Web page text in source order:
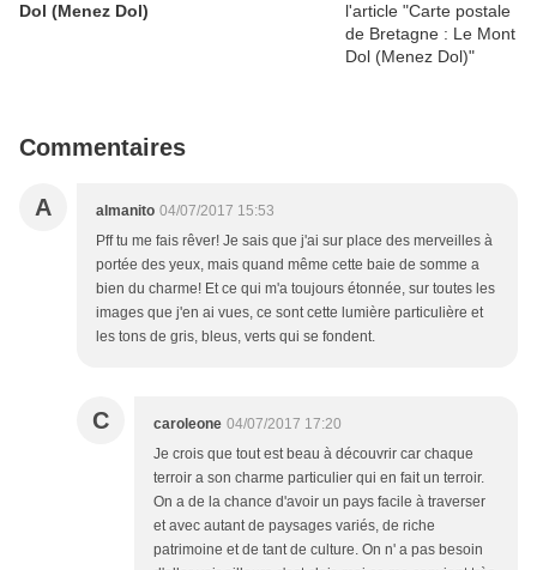
Dol (Menez Dol)
Commentaires
A almanito 04/07/2017 15:53
Pff tu me fais rêver! Je sais que j'ai sur place des merveilles à
portée des yeux, mais quand même cette baie de somme a
bien du charme! Et ce qui m'a toujours étonnée, sur toutes les
images que j'en ai vues, ce sont cette lumière particulière et
les tons de gris, bleus, verts qui se fondent.
C caroleone 04/07/2017 17:20
Je crois que tout est beau à découvrir car chaque
terroir a son charme particulier qui en fait un terroir.
On a de la chance d'avoir un pays facile à traverser
et avec autant de paysages variés, de riche
patrimoine et de tant de culture. On n' a pas besoin